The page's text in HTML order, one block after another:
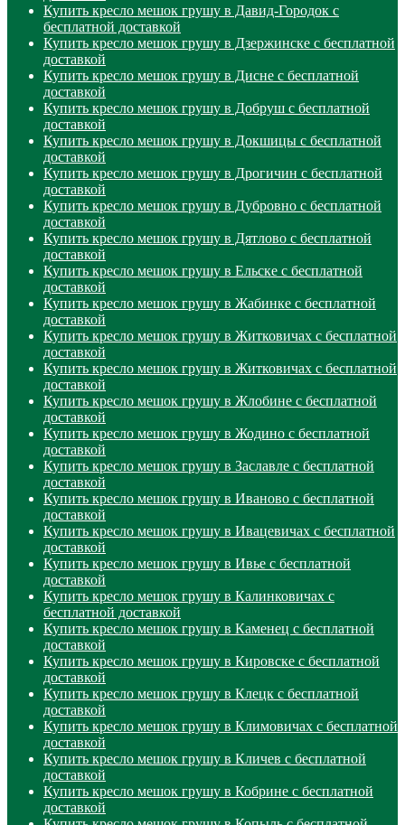
Купить кресло мешок грушу в Давид-Городок с
бесплатной доставкой
Купить кресло мешок грушу в Дзержинске с бесплатной
доставкой
Купить кресло мешок грушу в Дисне с бесплатной
доставкой
Купить кресло мешок грушу в Добруш с бесплатной
доставкой
Купить кресло мешок грушу в Докшицы с бесплатной
доставкой
Купить кресло мешок грушу в Дрогичин с бесплатной
доставкой
Купить кресло мешок грушу в Дубровно с бесплатной
доставкой
Купить кресло мешок грушу в Дятлово с бесплатной
доставкой
Купить кресло мешок грушу в Ельске с бесплатной
доставкой
Купить кресло мешок грушу в Жабинке с бесплатной
доставкой
Купить кресло мешок грушу в Житковичах с бесплатной
доставкой
Купить кресло мешок грушу в Житковичах с бесплатной
доставкой
Купить кресло мешок грушу в Жлобине с бесплатной
доставкой
Купить кресло мешок грушу в Жодино с бесплатной
доставкой
Купить кресло мешок грушу в Заславле с бесплатной
доставкой
Купить кресло мешок грушу в Иваново с бесплатной
доставкой
Купить кресло мешок грушу в Ивацевичах с бесплатной
доставкой
Купить кресло мешок грушу в Ивье с бесплатной
доставкой
Купить кресло мешок грушу в Калинковичах с
бесплатной доставкой
Купить кресло мешок грушу в Каменец с бесплатной
доставкой
Купить кресло мешок грушу в Кировске с бесплатной
доставкой
Купить кресло мешок грушу в Клецк с бесплатной
доставкой
Купить кресло мешок грушу в Климовичах с бесплатной
доставкой
Купить кресло мешок грушу в Кличев с бесплатной
доставкой
Купить кресло мешок грушу в Кобрине с бесплатной
доставкой